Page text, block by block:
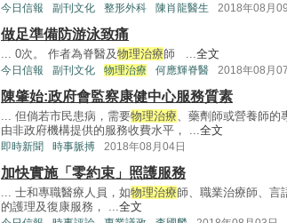
今日信報 副刊文化 整形外科 陳肖龍醫生 2018年08月
做足準備防游泳致痛
... 0次。 作者為脊醫及物理治療師 ... 全文
今日信報 副刊文化 物理治療 何應輝脊醫 2018年08月
陳肇始:政府會監察康健中心服務質素
... 但倘若市民患病，需要物理治療 、藥劑師或營養師
由非政府機構提供的服務收費水平， ... 全文
即時新聞 時事脈搏 2018年08月04日
加快實施「零約束」照護服務
... 士和專職醫療人員，如物理治療師、職業治療師、言
的護理及復康服務， ... 全文